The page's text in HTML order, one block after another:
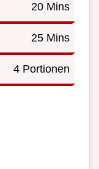
20 Mins
25 Mins
4 Portionen